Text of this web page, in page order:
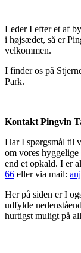
Leder I efter et af
i højsædet, så er
velkommen.
I finder os på
Park.
Kontakt Pingvin
Har I spørgsmål til
om vores
end et opkald. I er
66 eller via mail:
Her på siden er I
udfylde
hurtigst muligt på